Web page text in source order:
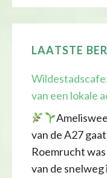
LAATSTE
van een lokale
van de A27
Roemrucht
van de snelweg